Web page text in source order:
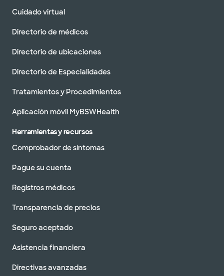
Cuidado virtual
Directorio de médicos
Directorio de ubicaciones
Directorio de Especialidades
Tratamientos y Procedimientos
Aplicación móvil MyBSWHealth
Herramientas y recursos
Comprobador de síntomas
Pague su cuenta
Registros médicos
Transparencia de precios
Seguro aceptado
Asistencia financiera
Directivas avanzadas